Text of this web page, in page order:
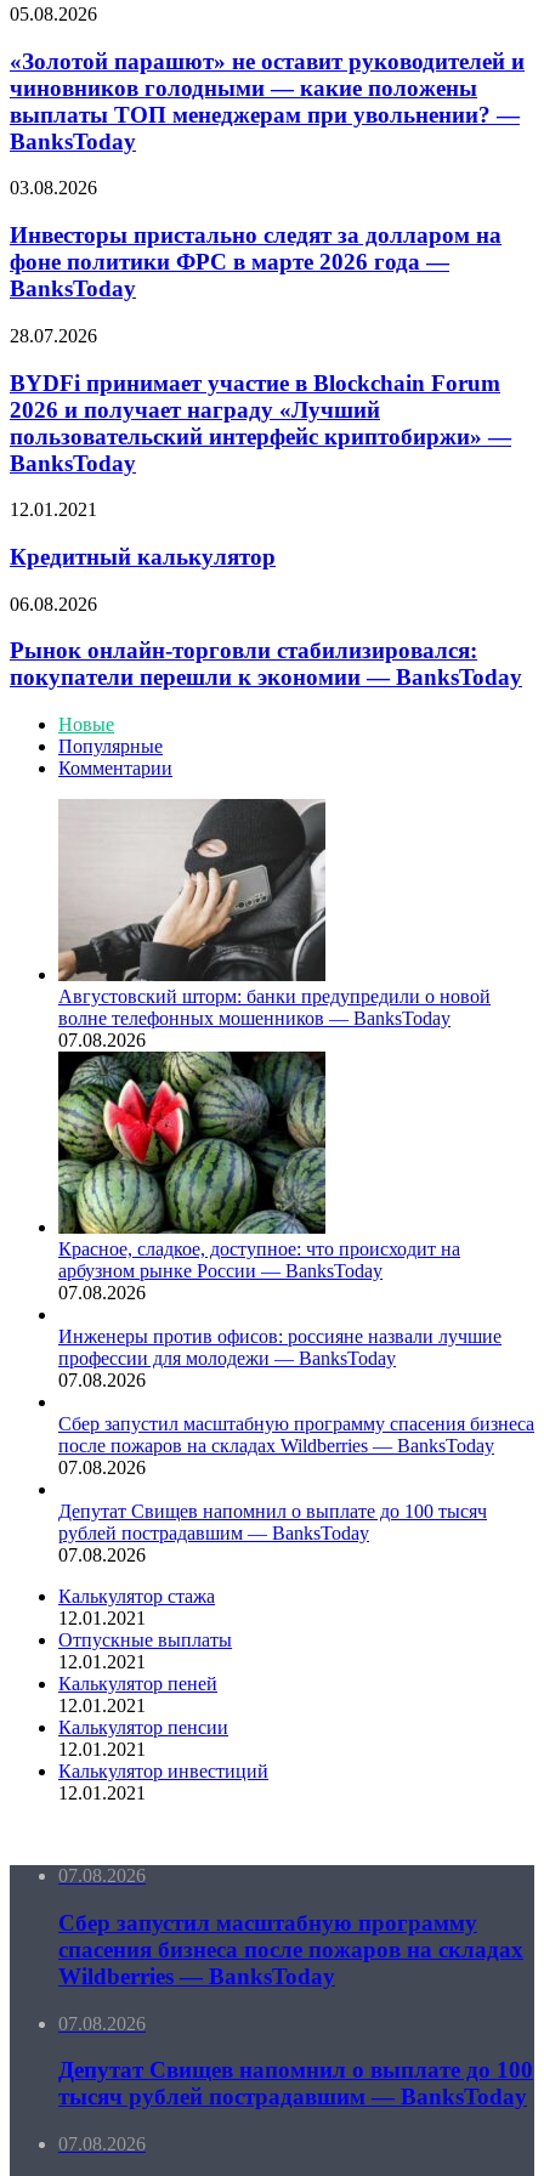
«Золотой
не
оставит
руководителей
и
чиновников
—
положены
выплаты
ТОП
менеджерам
увольнении?
BanksToday
05.08.2026
«Золотой парашют» не оставит руководителей и
чиновников голодными — какие положены
выплаты ТОП менеджерам при увольнении? —
BanksToday
Инвесторы
следят
за
долларом
на
политики
в
марте
2026
года
—
03.08.2026
Инвесторы пристально следят за долларом на
фоне политики ФРС в марте 2026 года —
BanksToday
BYDFi
участие
в
Blockchain
Forum
2026
получает
«Лучший
пользовательский
интерфейс
—
BanksToday
28.07.2026
BYDFi принимает участие в Blockchain Forum
2026 и получает награду «Лучший
пользовательский интерфейс криптобиржи» —
BanksToday
Кредитный
12.01.2021
Кредитный калькулятор
Рынок
торговли
покупатели
экономии
BanksToday
06.08.2026
Рынок онлайн-торговли стабилизировался:
покупатели перешли к экономии — BanksToday
Новые
Популярные
Комментарии
Августовский шторм: банки предупредили о новой
волне телефонных мошенников — BanksToday
07.08.2026
Красное, сладкое, доступное: что происходит на
арбузном рынке России — BanksToday
07.08.2026
Инженеры против офисов: россияне назвали лучшие
профессии для молодежи — BanksToday
07.08.2026
Сбер запустил масштабную программу спасения бизнеса
после пожаров на складах Wildberries — BanksToday
07.08.2026
Депутат Свищев напомнил о выплате до 100 тысяч
рублей пострадавшим — BanksToday
07.08.2026
Калькулятор стажа
12.01.2021
Отпускные выплаты
12.01.2021
Калькулятор пеней
12.01.2021
Калькулятор пенсии
12.01.2021
Калькулятор инвестиций
12.01.2021
07.08.2026
Сбер запустил масштабную программу
спасения бизнеса после пожаров на складах
Wildberries — BanksToday
07.08.2026
Депутат Свищев напомнил о выплате до 100
тысяч рублей пострадавшим — BanksToday
07.08.2026